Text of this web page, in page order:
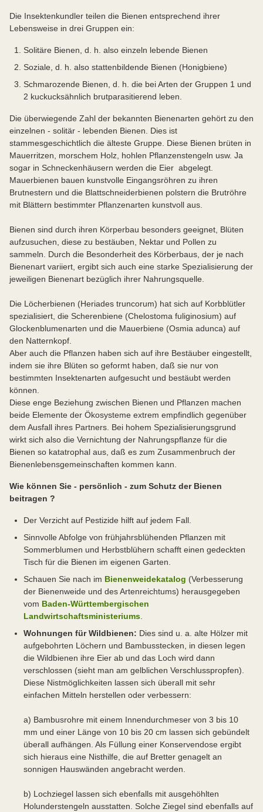
Die Insektenkundler teilen die Bienen entsprechend ihrer
Lebensweise in drei Gruppen ein:
Solitäre Bienen, d. h. also einzeln lebende Bienen
Soziale, d. h. also stattenbildende Bienen (Honigbiene)
Schmarozende Bienen, d. h. die bei Arten der Gruppen 1 und
2 kuckucksähnlich brutparasitierend leben.
Die überwiegende Zahl der bekannten Bienenarten gehört zu den
einzelnen - solitär - lebenden Bienen. Dies ist
stammesgeschichtlich die älteste Gruppe. Diese Bienen brüten in
Mauerritzen, morschem Holz, hohlen Pflanzenstengeln usw. Ja
sogar in Schneckenhäusern werden die Eier abgelegt.
Mauerbienen bauen kunstvolle Eingangsröhren zu ihren
Brutnestern und die Blattschneiderbienen polstern die Brutröhre
mit Blättern bestimmter Pflanzenarten kunstvoll aus.
Bienen sind durch ihren Körperbau besonders geeignet, Blüten
aufzusuchen, diese zu bestäuben, Nektar und Pollen zu
sammeln. Durch die Besonderheit des Körberbaus, der je nach
Bienenart variiert, ergibt sich auch eine starke Spezialisierung der
jeweiligen Bienenart bezüglich ihrer Nahrungsquelle.
Die Löcherbienen (Heriades truncorum) hat sich auf Korbblütler
spezialisiert, die Scherenbiene (Chelostoma fuliginosium) auf
Glockenblumenarten und die Mauerbiene (Osmia adunca) auf
den Natternkopf.
Aber auch die Pflanzen haben sich auf ihre Bestäuber eingestellt,
indem sie ihre Blüten so geformt haben, daß sie nur von
bestimmten Insektenarten aufgesucht und bestäubt werden
können.
Diese enge Beziehung zwischen Bienen und Pflanzen machen
beide Elemente der Ökosysteme extrem empfindlich gegenüber
dem Ausfall ihres Partners. Bei hohem Spezialisierungsgrund
wirkt sich also die Vernichtung der Nahrungspflanze für die
Bienen so katatrophal aus, daß es zum Zusammenbruch der
Bienenlebensgemeinschaften kommen kann.
Wie können Sie - persönlich - zum Schutz der Bienen
beitragen ?
Der Verzicht auf Pestizide hilft auf jedem Fall.
Sinnvolle Abfolge von frühjahrsblühenden Pflanzen mit
Sommerblumen und Herbstblühern schafft einen gedeckten
Tisch für die Bienen im eigenen Garten.
Schauen Sie nach im Bienenweidekatalog (Verbesserung
der Bienenweide und des Artenreichtums) herausgegeben
vom Baden-Württembergischen
Landwirtschaftsministeriums
Wohnungen für Wildbienen: Dies sind u. a. alte Hölzer mit
aufgebohrten Löchern und Bambusstecken, in diesen legen
die Wildbienen ihre Eier ab und das Loch wird dann
verschlossen (sieht man am gelblichen Verschlusspropfen).
Diese Nistmöglichkeiten lassen sich überall mit sehr
einfachen Mitteln herstellen oder verbessern:
a) Bambusrohre mit einem Innendurchmeser von 3 bis 10
mm und einer Länge von 10 bis 20 cm lassen sich gebündelt
überall aufhängen. Als Füllung einer Konservendose ergibt
sich hieraus eine Nisthilfe, die auf Bretter genagelt an
sonnigen Hauswänden angebracht werden.
b) Lochziegel lassen sich ebenfalls mit ausgehöhlten
Holunderstengeln ausstatten. Solche Ziegel sind ebenfalls auf